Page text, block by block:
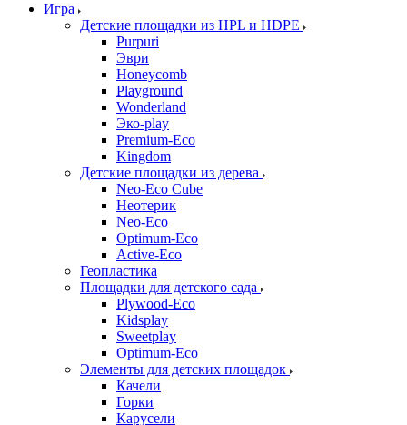
Игра
Детские площадки из HPL и HDPE
Purpuri
Эври
Honeycomb
Playground
Wonderland
Эко-play
Premium-Eco
Kingdom
Детские площадки из дерева
Neo-Eco Cube
Неотерик
Neo-Eco
Оptimum-Еco
Active-Eco
Геопластика
Площадки для детского сада
Plywood-Eco
Kidsplay
Sweetplay
Оptimum-Еco
Элементы для детских площадок
Качели
Горки
Карусели